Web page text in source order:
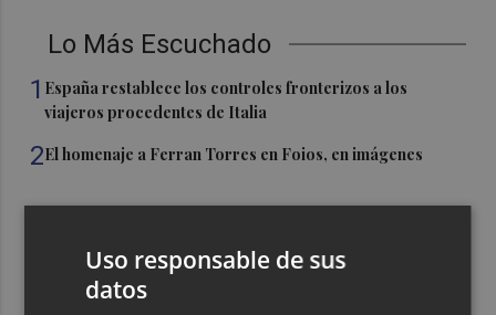
Lo Más Escuchado
1 España restablece los controles fronterizos a los
viajeros procedentes de Italia
2El homenaje a Ferran Torres en Foios, en imágenes
Foios se vuelca con Ferran Torres
Uso responsable de sus
datos